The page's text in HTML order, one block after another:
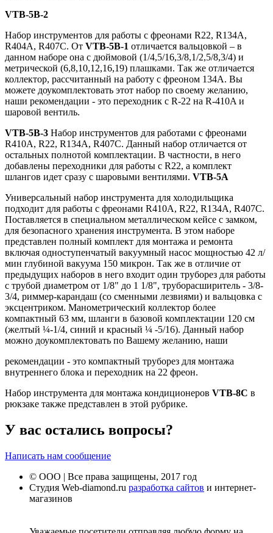
VTB-5B-2
Набор инструментов для работы с фреонами R22, R134A,
R404A, R407C. От VTB-5B-1 отличается вальцовкой – в
данном наборе она с дюймовой (1/4,5/16,3/8,1/2,5/8,3/4) и
метрической (6,8,10,12,16,19) плашками. Так же отличается
коллектор, рассчитанный на работу с фреоном 134А. Вы
можете доукомплектовать этот набор по своему желанию,
наши рекомендации - это переходник c R-22 на R-410A и
шаровой вентиль.
VTB-5B-3 Набор инструментов для работами с фреонами
R410A, R22, R134A, R407C. Данный набор отличается от
остальных полнотой комплектации. В частности, в него
добавлены переходники для работы с R22, а комплект
шлангов идет сразу с шаровыми вентилями. VTB-5А
Универсальный набор инструмента для холодильщика
подходит для работы с фреонами R410A, R22, R134A, R407C.
Поставляется в специальном металлическом кейсе с замком,
для безопасного хранения инструмента. В этом наборе
представлен полный комплект для монтажа и ремонта
включая одноступенчатый вакуумный насос мощностью 42 л/
мин глубиной вакуума 150 микрон. Так же в отличие от
предыдущих наборов в него входит один труборез для работы
с трубой диаметром от 1/8" до 1 1/8", труборасширитель - 3/8-
3/4, риммер-карандаш (со сменными лезвиями) и вальцовка с
эксцентриком. Манометрический коллектор более
компактный 63 мм, шланги в базовой комплектации 120 см
(желтый ¼-1/4, синий и красный ¼ -5/16). Данный набор
можно доукомплектовать по Вашему желанию, наши
рекомендации - это компактный труборез для монтажа
внутреннего блока и переходник на 22 фреон.
Набор инструмента для монтажа кондиционеров VTB-8C в
рюкзаке также представлен в этой рубрике.
У вас остались вопросы?
Написать нам сообщение
© ООО | Все права защищены, 2017 год
Студия Web-diamond.ru разработка сайтов и интернет-
магазинов